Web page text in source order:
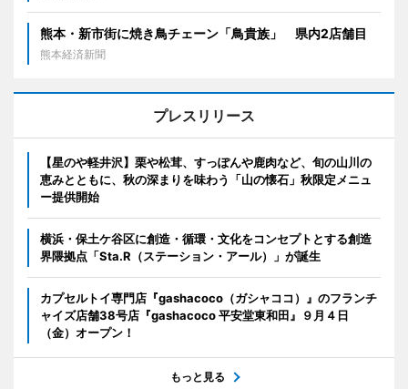
熊本・新市街に焼き鳥チェーン「鳥貴族」 県内2店舗目
熊本経済新聞
プレスリリース
【星のや軽井沢】栗や松茸、すっぽんや鹿肉など、旬の山川の
恵みとともに、秋の深まりを味わう「山の懐石」秋限定メニュ
ー提供開始
横浜・保土ケ谷区に創造・循環・文化をコンセプトとする創造
界隈拠点「Sta.R（ステーション・アール）」が誕生
カプセルトイ専門店『gashacoco（ガシャココ）』のフランチ
ャイズ店舗38号店『gashacoco 平安堂東和田』９月４日
（金）オープン！
もっと見る